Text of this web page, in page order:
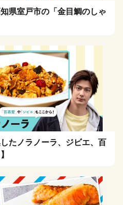
県室戸市の「金目鯛のしゃ
たノラノーラ、ジビエ、百